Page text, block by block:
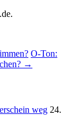
O-Ton:
→
weg 24.